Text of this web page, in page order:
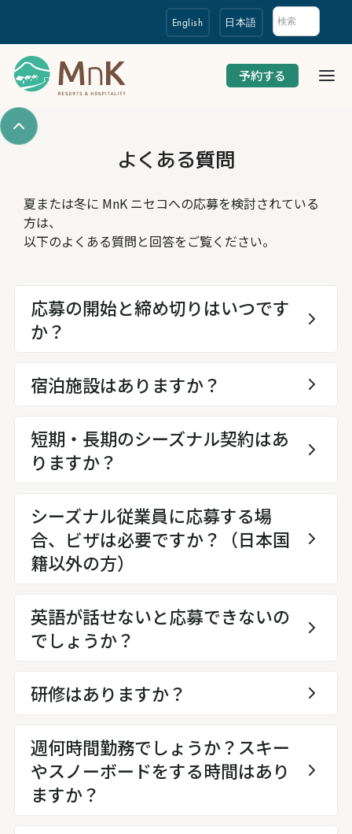
English 日本語
予約する
よくある質問
夏または冬に MnK ニセコへの応募を検討されている
方は、
以下のよくある質問と回答をご覧ください。
応募の開始と締め切りはいつです
か？
宿泊施設はありますか？
短期・長期のシーズナル契約はあ
りますか？
シーズナル従業員に応募する場
合、ビザは必要ですか？（日本国
籍以外の方）
英語が話せないと応募できないの
でしょうか？
研修はありますか？
週何時間勤務でしょうか？スキー
やスノーボードをする時間はあり
ますか？